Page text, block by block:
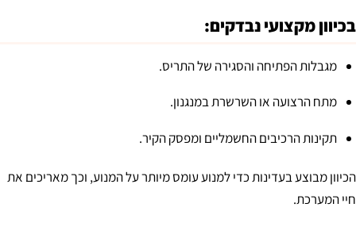
בכיוון מקצועי נבדקים:
מגבלות הפתיחה והסגירה של התריס.
מתח הרצועה או השרשרת במנגנון.
תקינות הרכיבים החשמליים ומפסק הקיר.
הכיוון מבוצע בעדינות כדי למנוע עומס מיותר על המנוע, וכך מאריכים את
חיי המערכת.